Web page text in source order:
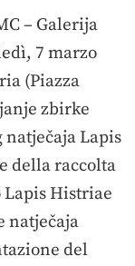
– Galerija
7 marzo
(Piazza
zbirke
Lapis
della raccolta
Histriae
natječaja
del